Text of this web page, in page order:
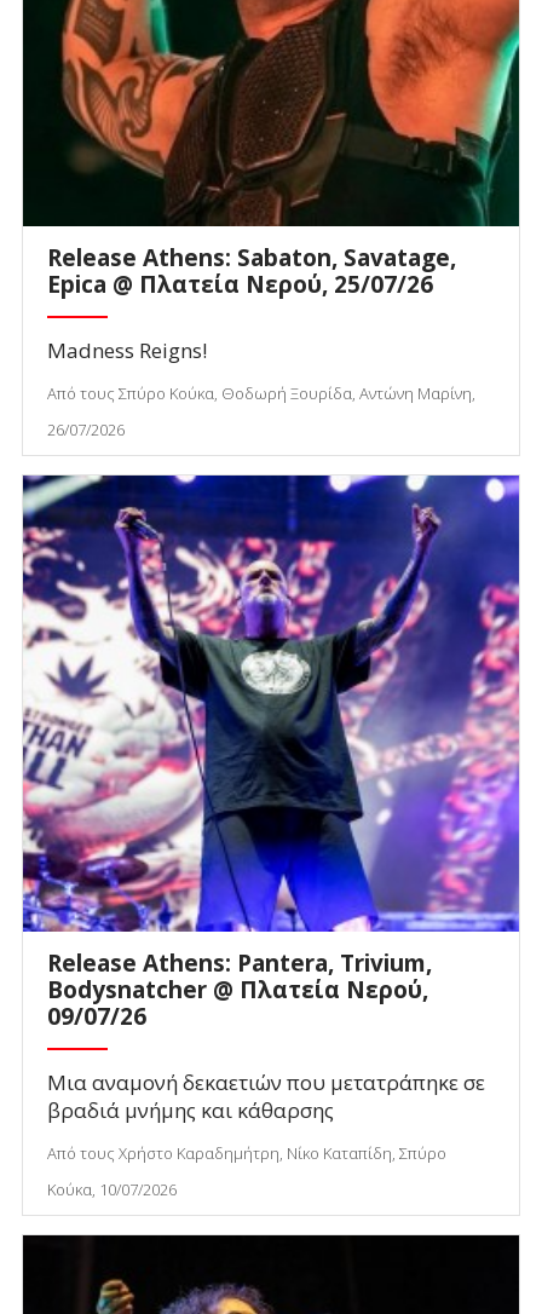
Release Athens: Sabaton, Savatage,
Epica @ Πλατεία Νερού, 25/07/26
Madness Reigns!
Από τους Σπύρο Κούκα, Θοδωρή Ξουρίδα, Αντώνη Μαρίνη,
26/07/2026
Release Athens: Pantera, Trivium,
Bodysnatcher @ Πλατεία Νερού,
09/07/26
Μια αναμονή δεκαετιών που μετατράπηκε σε
βραδιά μνήμης και κάθαρσης
Από τους Χρήστο Καραδημήτρη, Νίκο Καταπίδη, Σπύρο
Κούκα, 10/07/2026